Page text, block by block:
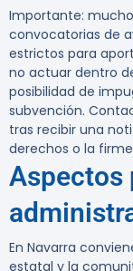
Importante:
convocatorias de
estrictos para
no actuar dentro
posibilidad de
subvención.
tras recibir una
derechos o la
Aspectos
En Navarra
estatal y la